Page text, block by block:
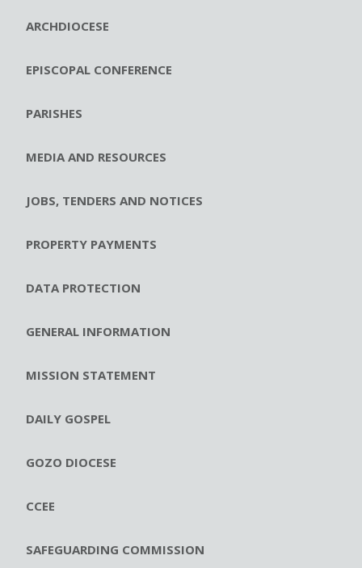
ARCHDIOCESE
EPISCOPAL CONFERENCE
PARISHES
MEDIA AND RESOURCES
JOBS, TENDERS AND NOTICES
PROPERTY PAYMENTS
DATA PROTECTION
GENERAL INFORMATION
MISSION STATEMENT
DAILY GOSPEL
GOZO DIOCESE
CCEE
SAFEGUARDING COMMISSION